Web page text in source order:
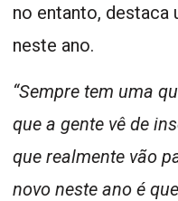
no entanto,
neste ano.
“Sempre tem uma
que a gente vê de
que realmente vão
novo neste ano é